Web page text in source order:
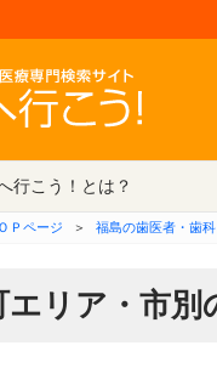
行こう！とは？
Ｐページ ＞ 福島の歯医者・歯科
エリア・市別